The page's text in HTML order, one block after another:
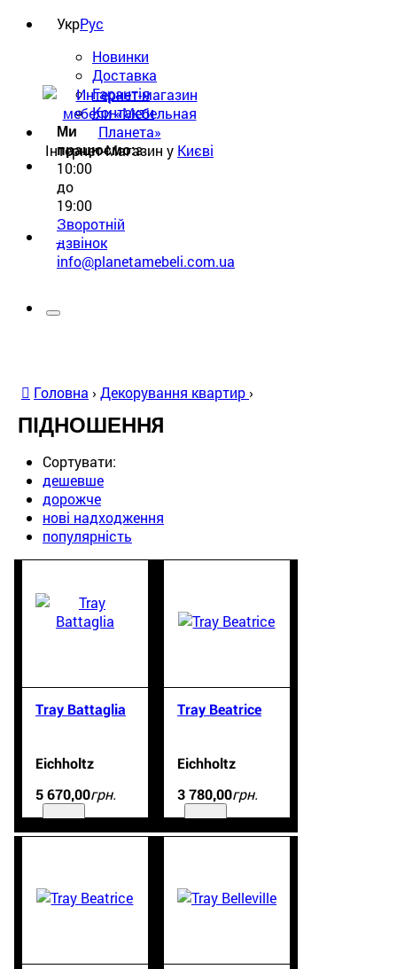
УкрРус
Новинки
Доставка
Гарантія
Контакти
Ми
працюємо:з
10:00
до
19:00
Зворотній
дзвінок
info@planetamebeli.com.ua
Інтернет-Магазин у Києві
0
Головна › Декорування квартир ›
ПІДНОШЕННЯ
Сортувати:
дешевше
дорожче
нові надходження
популярність
Tray Battaglia
Eichholtz
5 670,00грн.
Tray Beatrice
Eichholtz
3 780,00грн.